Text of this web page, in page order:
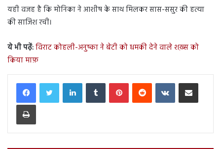
यही वजह है कि मोनिका ने आशीष के साथ मिलकर सास-ससुर की हत्या
की साजिश रची।
ये भी पढ़ें:विराट कोहली-अनुष्का ने बेटी को धमकी देने वाले शख़्स को
किया माफ़
LinkedInTumblr PinterestReddit VKontakteShare via Email
Print